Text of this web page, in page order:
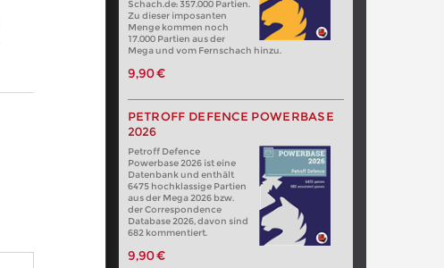
Schach.de: 357.000 Partien.
Zu dieser imposanten
Menge kommen noch
17.000 Partien aus der
Mega und vom Fernschach hinzu.
9,90 €
PETROFF DEFENCE POWERBASE
2026
Petroff Defence
Powerbase 2026 ist eine
Datenbank und enthält
6475 hochklassige Partien
aus der Mega 2026 bzw.
der Correspondence
Database 2026, davon sind
682 kommentiert.
9,90 €